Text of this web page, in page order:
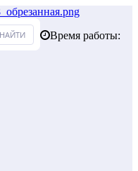
Время работы: